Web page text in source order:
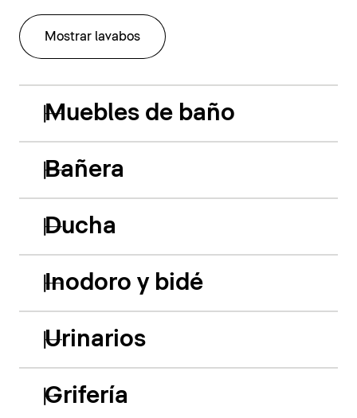
Mostrar lavabos
Muebles de baño
Bañera
Ducha
Inodoro y bidé
Urinarios
Grifería